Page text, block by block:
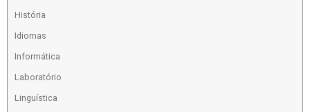
História
Idiomas
Informática
Laboratório
Linguística